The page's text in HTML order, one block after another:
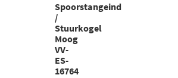
Spoorstangeind
/
Stuurkogel
Moog
VV-
ES-
16764